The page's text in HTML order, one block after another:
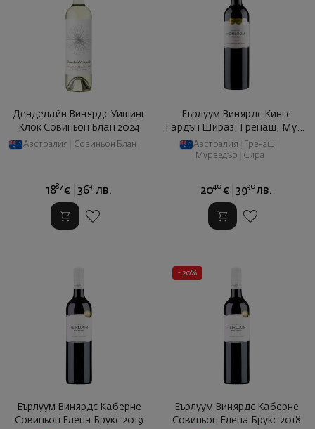
Денделайн Винярдс Уишинг
Клок Совиньон Блан 2024
Австралия Совиньон Блан
1887 € 3691 лв.
Еърлуум Винярдс Кингс
Гардън Шираз, Гренаш, Мурв
... 2018
Австралия Гренаш
Мурведър
Сира
2040 € 3990 лв.
Еърлуум Винярдс Каберне
Совиньон Елена Брукс 2019
- 20%
Еърлуум Винярдс Каберне
Совиньон Елена Брукс 2018